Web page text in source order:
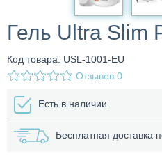
Гель Ultra Slim
Код товара: USL-1001-EU
Отзывов 0
Есть в наличии
Бесплатная доставка